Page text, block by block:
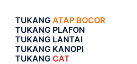
TUKANG ATAP BOCOR
TUKANG PLAFON
TUKANG LANTAI
TUKANG KANOPI
TUKANG CAT